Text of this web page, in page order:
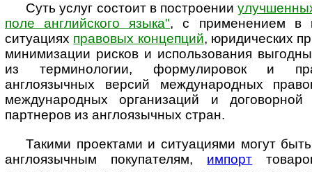
Суть услуг состоит в построении
поле английского языка", с при­ме­не­ни­ем в
ситуациях правовых концепций, юридических
ми­ни­ми­за­ции рисков и использования
из терминологии, формулировок и
англоязычных версий международных
международных ор­га­ни­за­ций и договорной
партнеров из англоязычных стран.
Такими проектами и ситуациями могут
англоязычным покупателям, импорт